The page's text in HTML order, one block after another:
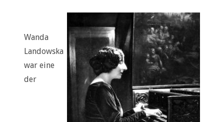
Wanda
Landowska
war eine
der